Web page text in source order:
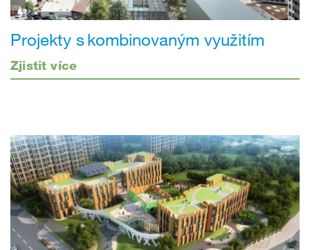
Projekty s kombinovaným využitím
Zjistit více